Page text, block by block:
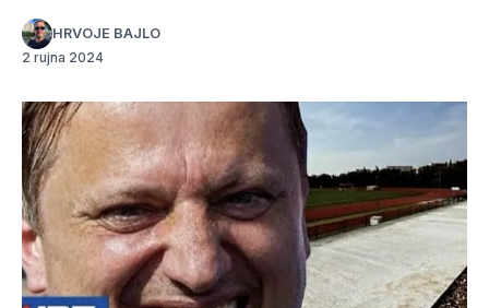
HRVOJE BAJLO
2 rujna 2024